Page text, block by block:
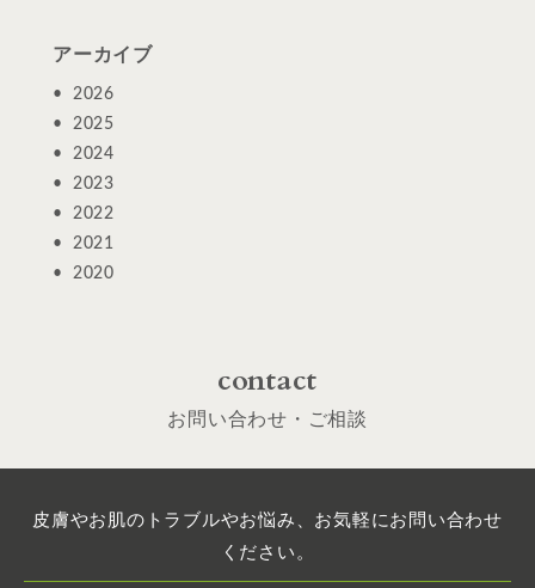
アーカイブ
2026
2025
2024
2023
2022
2021
2020
contact
お問い合わせ・ご相談
皮膚やお肌のトラブルやお悩み、お気軽にお問い合わせ
ください。